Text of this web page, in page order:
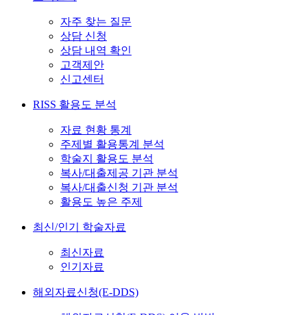
자주 찾는 질문
상담 신청
상담 내역 확인
고객제안
신고센터
RISS 활용도 분석
자료 현황 통계
주제별 활용통계 분석
학술지 활용도 분석
복사/대출제공 기관 분석
복사/대출신청 기관 분석
활용도 높은 주제
최신/인기 학술자료
최신자료
인기자료
해외자료신청(E-DDS)